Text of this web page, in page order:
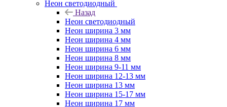
Неон светодиодный
Назад
Неон светодиодный
Неон ширина 3 мм
Неон ширина 4 мм
Неон ширина 6 мм
Неон ширина 8 мм
Неон ширина 9-11 мм
Неон ширина 12-13 мм
Неон ширина 13 мм
Неон ширина 15-17 мм
Неон ширина 17 мм